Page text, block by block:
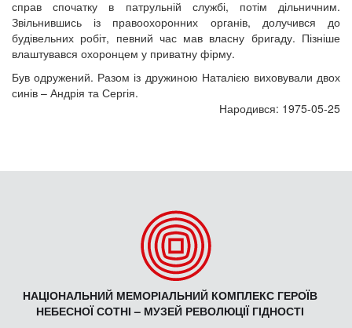
справ спочатку в патрульній службі, потім дільничним.
Звільнившись із правоохоронних органів, долучився до
будівельних робіт, певний час мав власну бригаду. Пізніше
влаштувався охоронцем у приватну фірму.
Був одружений. Разом із дружиною Наталією виховували двох
синів – Андрія та Сергія.
Народився: 1975-05-25
НАЦІОНАЛЬНИЙ МЕМОРІАЛЬНИЙ КОМПЛЕКС ГЕРОЇВ
НЕБЕСНОЇ СОТНІ – МУЗЕЙ РЕВОЛЮЦІЇ ГІДНОСТІ